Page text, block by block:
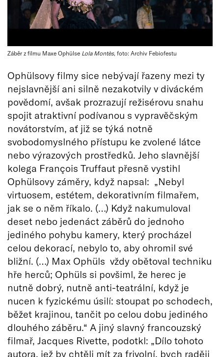
Záběr z filmu Maxe Ophülse Lola Montès, foto: Archiv Febiofestu
Ophülsovy filmy sice nebývají řazeny mezi ty
nejslavnější ani silně nezakotvily v diváckém
povědomí, avšak prozrazují režisérovu snahu
spojit atraktivní podívanou s vypravěčským
novátorstvím, ať již se týká notně
svobodomyslného přístupu ke zvolené látce
nebo výrazových prostředků. Jeho slavnější
kolega François Truffaut přesně vystihl
Ophülsovy záměry, když napsal: „Nebyl
virtuosem, estétem, dekorativním filmařem,
jak se o něm říkalo. (…) Když nakumuloval
deset nebo jedenáct záběrů do jednoho
jediného pohybu kamery, který procházel
celou dekorací, nebylo to, aby ohromil své
bližní. (…) Max Ophüls vždy obětoval techniku
hře herců; Ophüls si povšiml, že herec je
nutně dobrý, nutně anti-teatrální, když je
nucen k fyzickému úsilí: stoupat po schodech,
běžet krajinou, tančit po celou dobu jediného
dlouhého záběru.“ A jiný slavný francouzský
filmař, Jacques Rivette, podotkl: „Dílo tohoto
autora, jež by chtěli mít za frivolní, bych raději